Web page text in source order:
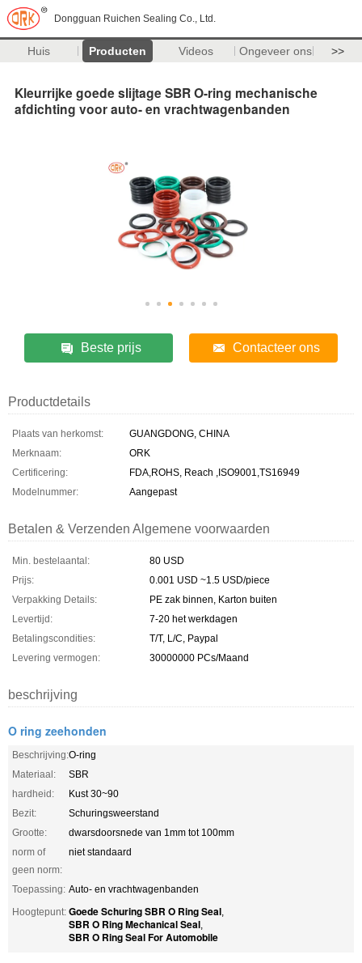
Dongguan Ruichen Sealing Co., Ltd.
Huis Producten Videos Ongeveer ons >>
Kleurrijke goede slijtage SBR O-ring mechanische
afdichting voor auto- en vrachtwagenbanden
Beste prijs Contacteer ons
Productdetails
Plaats van herkomst:
GUANGDONG, CHINA
Merknaam:
ORK
Certificering:
FDA,ROHS, Reach ,ISO9001,TS16949
Modelnummer:
Aangepast
Betalen & Verzenden Algemene voorwaarden
Min. bestelaantal:
80 USD
Prijs:
0.001 USD ~1.5 USD/piece
Verpakking Details:
PE zak binnen, Karton buiten
Levertijd:
7-20 het werkdagen
Betalingscondities:
T/T, L/C, Paypal
Levering vermogen:
30000000 PCs/Maand
beschrijving
O ring zeehonden
Beschrijving:O-ring
Materiaal:
SBR
hardheid:
Kust 30~90
Bezit:
Schuringsweerstand
Grootte:
dwarsdoorsnede van 1mm tot 100mm
norm of
geen norm:
niet standaard
Toepassing: Auto- en vrachtwagenbanden
Hoogtepunt: Goede Schuring SBR O Ring Seal,
SBR O Ring Mechanical Seal,
SBR O Ring Seal For Automobile